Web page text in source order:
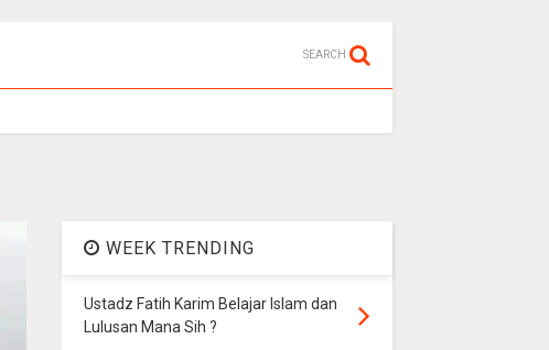
SEARCH
WEEK TRENDING
Ustadz Fatih Karim Belajar Islam dan
Lulusan Mana Sih ?